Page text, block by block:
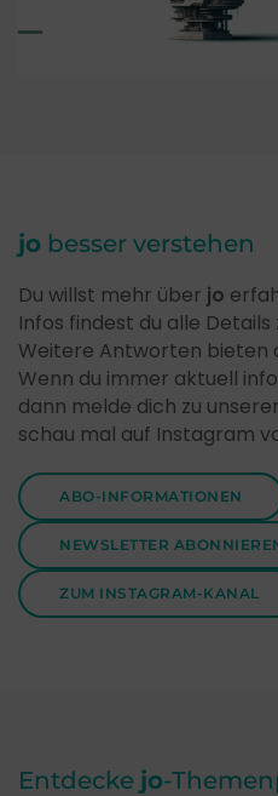
jo besser verstehen
Du willst mehr über jo
Infos findest du alle
Weitere Antworten bieten
Wenn du immer aktuell
dann melde dich zu
schau mal auf Instagram
ABO-INFORMATIONEN
NEWSLETTER
ZUM INSTAGRAM-KANAL
Entdecke jo-